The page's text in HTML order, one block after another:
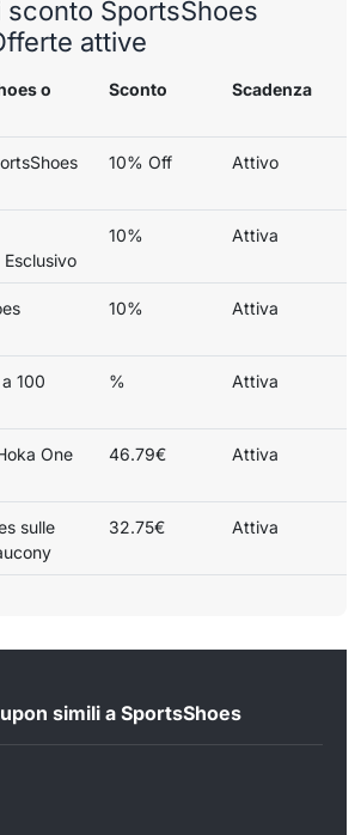
sconto SportsShoes
attive
o
Sconto Scadenza
10% Off Attivo
Esclusivo
10% Attiva
10% Attiva
100
% Attiva
One
46.79€ Attiva
sulle
32.75€ Attiva
simili a SportsShoes